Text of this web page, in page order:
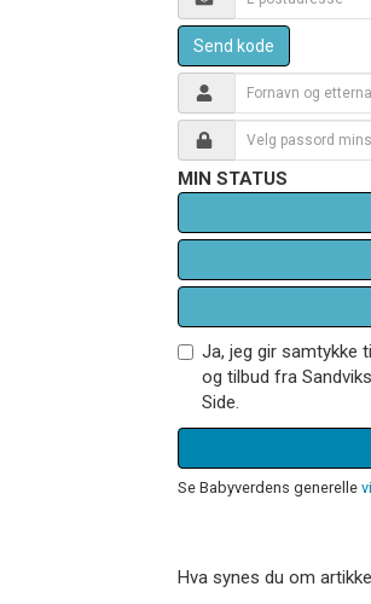
Send kode
MIN STATUS
Ja, jeg gir samtykke
og tilbud fra
Side.
Se Babyverdens generelle
Hva synes du om